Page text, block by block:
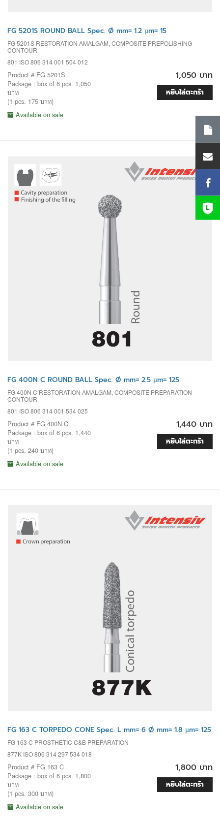
FG 5201S ROUND BALL Spec. Ø mm= 1.2 µm= 15
FG 5201S RESTORATION AMALGAM, COMPOSITE PREPOLISHING
CONTOUR
801 ISO 806 314 001 504 012
Product # FG 5201S
Package : box of 6 pcs. 1,050
บาท
(1 pcs. 175 บาท)
Available on sale
1,050 บาท
หยิบใส่ตะกร้า
FG 400N C ROUND BALL Spec. Ø mm= 2.5 µm= 125
FG 400N C RESTORATION AMALGAM, COMPOSITE PREPARATION
CONTOUR
801 ISO 806 314 001 534 025
Product # FG 400N C
Package : box of 6 pcs. 1,440
บาท
(1 pcs. 240 บาท)
Available on sale
1,440 บาท
หยิบใส่ตะกร้า
FG 163 C TORPEDO CONE Spec. L mm= 6 Ø mm= 1.8 µm= 125
FG 163 C PROSTHETIC C&B PREPARATION
877K ISO 806 314 297 534 018
Product # FG 163 C
Package : box of 6 pcs. 1,800
บาท
(1 pcs. 300 บาท)
Available on sale
1,800 บาท
หยิบใส่ตะกร้า